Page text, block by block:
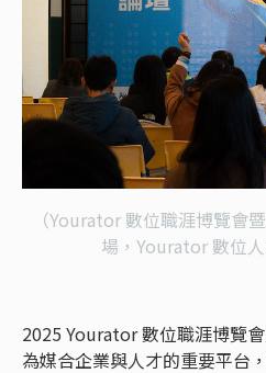
（Yourator 數位職涯博覽會
場，Yourator 數位人
2025 Yourator 數位職涯博覽
為媒合企業與人才的重要平台